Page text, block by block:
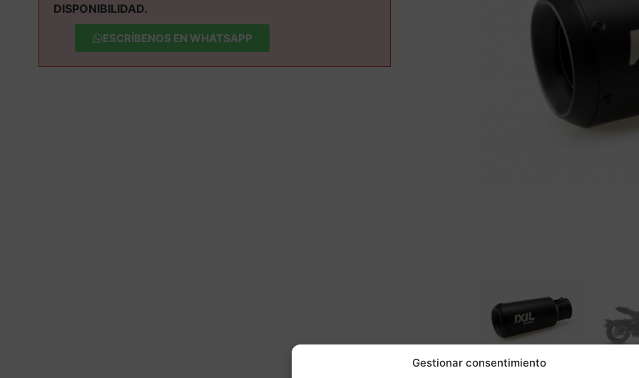
Gestionar consentimiento
DISPONIBILIDAD.
ESCRÍBENOS EN WHATSAPP